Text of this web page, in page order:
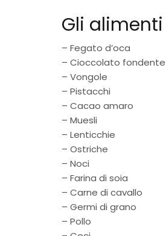
Gli
– Fegato d’oca
– Cioccolato fondente
– Vongole
– Pistacchi
– Cacao amaro
– Muesli
– Lenticchie
– Ostriche
– Noci
– Farina di soia
– Carne di cavallo
– Germi di grano
– Pollo